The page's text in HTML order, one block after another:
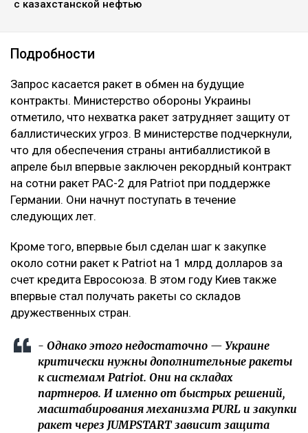
с казахстанской нефтью
Подробности
Запрос касается ракет в обмен на будущие
контракты. Министерство обороны Украины
отметило, что нехватка ракет затрудняет защиту от
баллистических угроз. В министерстве подчеркнули,
что для обеспечения страны антибаллистикой в
апреле был впервые заключен рекордный контракт
на сотни ракет PAC-2 для Patriot при поддержке
Германии. Они начнут поступать в течение
следующих лет.
Кроме того, впервые был сделан шаг к закупке
около сотни ракет к Patriot на 1 млрд долларов за
счет кредита Евросоюза. В этом году Киев также
впервые стал получать ракеты со складов
дружественных стран.
- Однако этого недостаточно — Украине
критически нужны дополнительные ракеты
к системам Patriot. Они на складах
партнеров. И именно от быстрых решений,
масштабирования механизма PURL и закупки
ракет через JUMPSTART зависит защита